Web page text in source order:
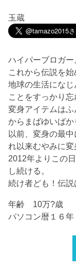
玉蔵
ハイパーブロガー
これから伝説を始
地球の生活にな
ことをすっかり忘
変身アイテムは
からまばゆいばか
以前、変身の最
れ以来むやみに変
2012年よりこの
し続ける。
続け者ども！伝説
年齢 10万?歳
パソコン暦１６年